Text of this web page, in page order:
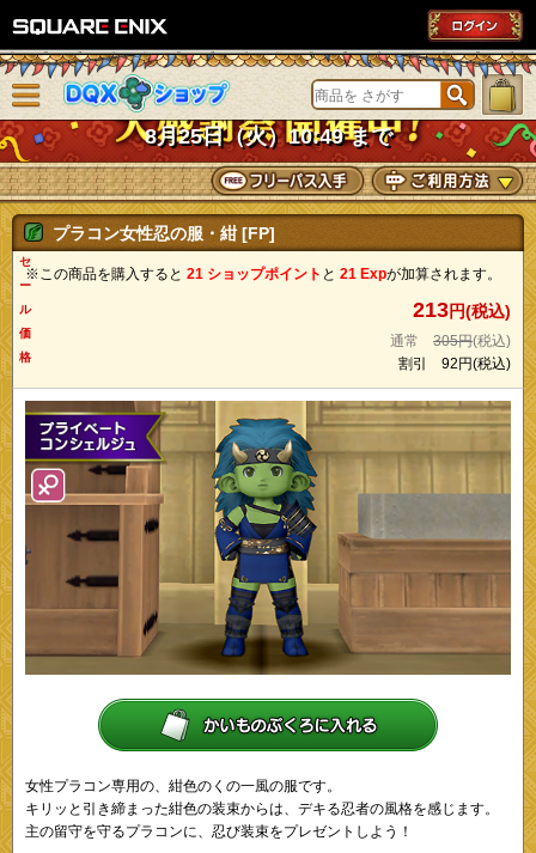
DQXショップ
8月25日（火）10:49 まで
ニューを閉じる
プラコン女性忍の服・紺 [FP]
※この商品を購入すると 21 ショップポイント と 21 Expが加算されます。
セ
ー
ル
価
格
213円(税込)
通常 305円(税込)
割引 92円(税込)
女性プラコン専用の、紺色のくの一風の服です。
キリッと引き締まった紺色の装束からは、デキる忍者の風格を感じます。
主の留守を守るプラコンに、忍び装束をプレゼントしよう！